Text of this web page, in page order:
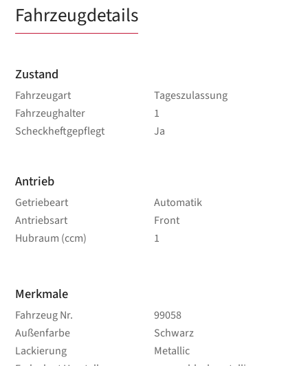
Fahrzeugdetails
Zustand
Fahrzeugart
Tageszulassung
Fahrzeughalter
1
Scheckheftgepflegt
Ja
Antrieb
Getriebeart
Automatik
Antriebsart
Front
Hubraum (ccm)
1
Merkmale
Fahrzeug Nr.
99058
Außenfarbe
Schwarz
Lackierung
Metallic